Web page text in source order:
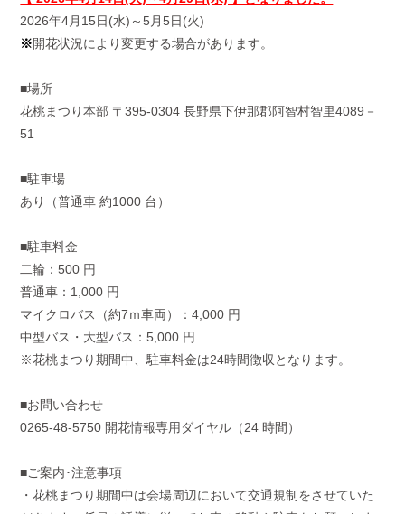
2026年4月15日(水)～5月5日(火)
※開花状況により変更する場合があります。
■場所
花桃まつり本部 〒395‐0304 長野県下伊那郡阿智村智里4089－
51
■駐車場
あり（普通車 約1000 台）
■駐車料金
二輪：500 円
普通車：1,000 円
マイクロバス（約7ｍ車両）：4,000 円
中型バス・大型バス：5,000 円
※花桃まつり期間中、駐車料金は24時間徴収となります。
■お問い合わせ
0265‐48‐5750 開花情報専用ダイヤル（24 時間）
■ご案内･注意事項
・花桃まつり期間中は会場周辺において交通規制をさせていた